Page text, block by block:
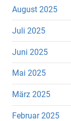
August 2025
Juli 2025
Juni 2025
Mai 2025
März 2025
Februar 2025